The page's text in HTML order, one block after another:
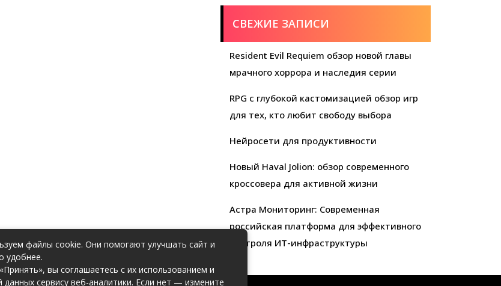
СВЕЖИЕ ЗАПИСИ
Resident Evil Requiem обзор новой главы
мрачного хоррора и наследия серии
RPG с глубокой кастомизацией обзор игр
для тех, кто любит свободу выбора
Нейросети для продуктивности
Новый Haval Jolion: обзор современного
кроссовера для активной жизни
Астра Мониторинг: Современная
российская платформа для эффективного
контроля ИТ-инфраструктуры
файлы cookie. Они помогают улучшать сайт и
удобнее.
вы соглашаетесь с их использованием и
данных сервису веб-аналитики. Если нет — измените